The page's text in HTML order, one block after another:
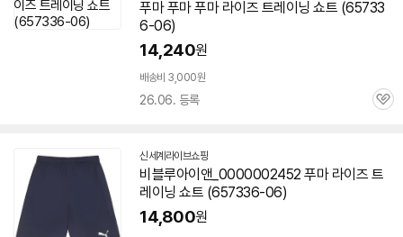
푸마 푸마 푸마 라이즈 트레이닝 쇼트 (65733
6-06)
14,240원
배송비 3,000원
26.06. 등록
관
신세계라이브쇼핑
비블루아이앤_0000002452 푸마 라이즈 트
레이닝 쇼트 (657336-06)
14,800원